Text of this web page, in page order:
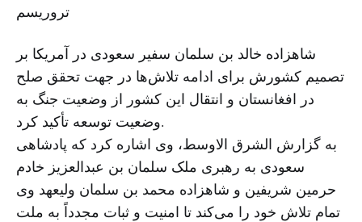
تروریسم
شاهزاده خالد بن سلمان سفیر سعودی در آمریکا بر
تصمیم کشورش برای ادامه تلاش‌ها در جهت تحقق صلح
در افغانستان و انتقال این کشور از وضعیت جنگ به
وضعیت توسعه تأکید کرد.
به گزارش الشرق الاوسط، وی اشاره کرد که پادشاهی
سعودی به رهبری ملک سلمان بن عبدالعزیز خادم
حرمین شریفین و شاهزاده محمد بن سلمان ولیعهد وی
تمام تلاش خود را می‌کند تا امنیت و ثبات مجدداً به ملت